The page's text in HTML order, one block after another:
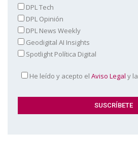
DPL Tech
DPL Opinión
DPL News Weekly
Geodigital AI Insights
Spotlight Política Digital
He leído y acepto el Aviso Legal y la